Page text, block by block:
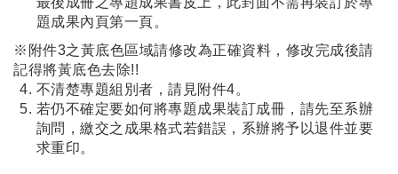
題成果內頁第一頁。
※附件3之黃底色區域請修改為正確資料，修改完成後請
記得將黃底色去除!!
不清楚專題組別者，請見附件4。
若仍不確定要如何將專題成果裝訂成冊，請先至系辦
詢問，繳交之成果格式若錯誤，系辦將予以退件並要
求重印。